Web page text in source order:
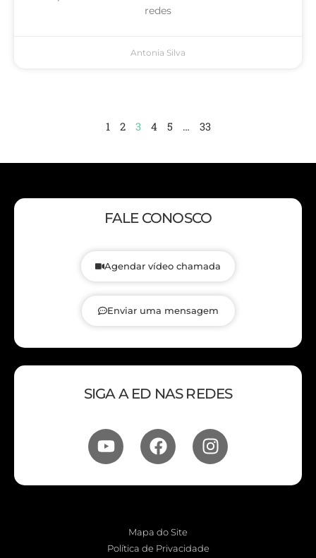
redes
Antonia Silva
1 2 3 4 5 … 33
FALE CONOSCO
Agendar vídeo chamada
Enviar uma mensagem
SIGA A ED NAS REDES
Mapa do Site
Política de Privacidade